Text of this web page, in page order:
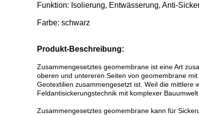
Funktion: Isolierung, Entwässerung, Anti-
Farbe: schwarz
Produkt-Beschreibung:
Zusammengesetztes geomembrane ist eine Art
oberen und untereren Seiten von geomembrane
Geotextilien zusammengesetzt ist. Weil die
Feldantisickerungstechnik mit komplexer
Zusammengesetztes geomembrane kann für